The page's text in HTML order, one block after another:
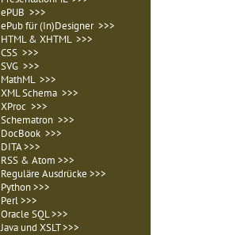
ePUB >>>
ePub für (In)Designer >>>
HTML & XHTML >>>
CSS >>>
SVG >>>
MathML >>>
XML Schema >>>
XProc >>>
Schematron >>>
DocBook >>>
DITA >>>
RSS & Atom >>>
Reguläre Ausdrücke >>>
Python >>>
Perl >>>
Oracle SQL >>>
Java und XSLT >>>